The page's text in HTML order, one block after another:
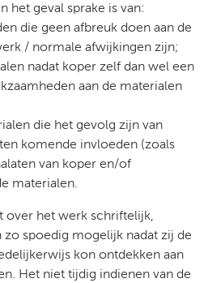
het geval sprake is van:
die geen afbreuk doen aan de
/ normale afwijkingen zijn;
nadat koper zelf dan wel een
aan de materialen
die het gevolg zijn van
komende invloeden (zoals
van koper en/of
materialen.
over het werk schriftelijk,
spoedig mogelijk nadat zij de
kon ontdekken aan
Het niet tijdig indienen van de